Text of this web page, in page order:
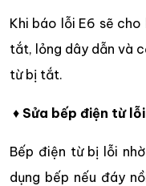
Khi báo lỗi E6 sẽ
tắt, lỏng dây dẫn và
từ bị tắt.
♦ Sửa bếp điện từ
Bếp điện từ bị lỗi
dụng bếp nếu đáy